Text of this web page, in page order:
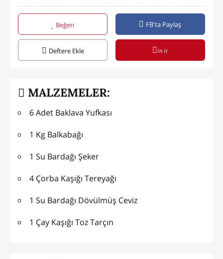
Beğen FB'ta Paylaş
Deftere Ekle in it
MALZEMELER:
6 Adet Baklava Yufkası
1 Kg Balkabağı
1 Su Bardağı Şeker
4 Çorba Kaşığı Tereyağı
1 Su Bardağı Dövülmüş Ceviz
1 Çay Kaşığı Toz Tarçın